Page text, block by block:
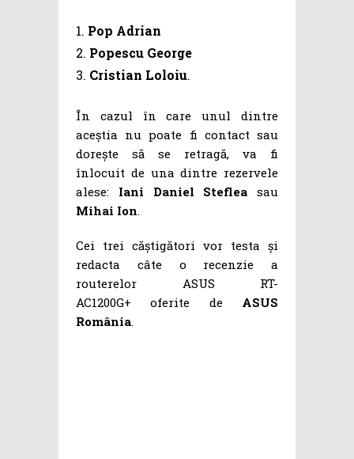
Pop Adrian
Popescu George
Cristian Loloiu.
În cazul în care unul dintre
aceștia nu poate fi contact sau
dorește să se retragă, va fi
înlocuit de una dintre rezervele
alese: Iani Daniel Steflea sau
Mihai Ion.
Cei trei căștigători vor testa și
redacta câte o recenzie a
routerelor ASUS RT-
AC1200G+ oferite de ASUS
România.